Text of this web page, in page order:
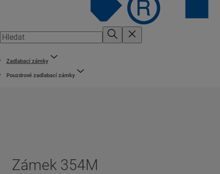
Zadlabací zámky
Pouzdrové zadlabací zámky
Zámek 354M